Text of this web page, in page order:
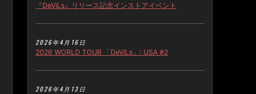
『DeViLs』リリース記念インストアイベント
2026年4月16日
2026 WORLD TOUR 「DeViLs」: USA #2
2026年4月13日